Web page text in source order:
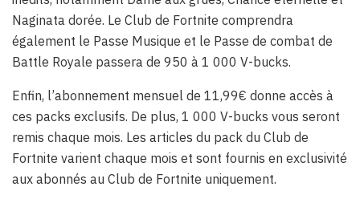
Naginata dorée. Le Club de Fortnite comprendra
également le Passe Musique et le Passe de combat de
Battle Royale passera de 950 à 1 000 V-bucks.
Enfin, l’abonnement mensuel de 11,99€ donne accès à
ces packs exclusifs. De plus, 1 000 V-bucks vous seront
remis chaque mois. Les articles du pack du Club de
Fortnite varient chaque mois et sont fournis en exclusivité
aux abonnés au Club de Fortnite uniquement.